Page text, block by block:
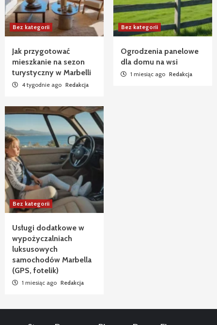
Bez kategorii
Jak przygotować
mieszkanie na sezon
turystyczny w Marbelli
4 tygodnie ago Redakcja
Bez kategorii
Ogrodzenia panelowe
dla domu na wsi
1 miesiąc ago Redakcja
Bez kategorii
Usługi dodatkowe w
wypożyczalniach
luksusowych
samochodów Marbella
(GPS, fotelik)
1 miesiąc ago Redakcja